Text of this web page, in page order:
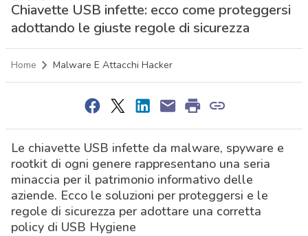
Chiavette USB infette: ecco come proteggersi
adottando le giuste regole di sicurezza
Home Malware E Attacchi Hacker
Le chiavette USB infette da malware, spyware e
rootkit di ogni genere rappresentano una seria
minaccia per il patrimonio informativo delle
aziende. Ecco le soluzioni per proteggersi e le
regole di sicurezza per adottare una corretta
policy di USB Hygiene